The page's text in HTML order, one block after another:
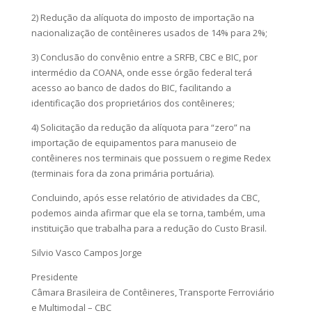
2) Redução da alíquota do imposto de importação na
nacionalização de contêineres usados de 14% para 2%;
3) Conclusão do convênio entre a SRFB, CBC e BIC, por
intermédio da COANA, onde esse órgão federal terá
acesso ao banco de dados do BIC, facilitando a
identificação dos proprietários dos contêineres;
4) Solicitação da redução da alíquota para “zero” na
importação de equipamentos para manuseio de
contêineres nos terminais que possuem o regime Redex
(terminais fora da zona primária portuária).
Concluindo, após esse relatório de atividades da CBC,
podemos ainda afirmar que ela se torna, também, uma
instituição que trabalha para a redução do Custo Brasil.
Silvio Vasco Campos Jorge
Presidente
Câmara Brasileira de Contêineres, Transporte Ferroviário
e Multimodal – CBC